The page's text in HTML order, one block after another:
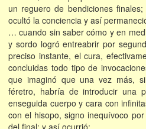
un reguero de bendiciones
ocultó la conciencia y así
… cuando sin saber cómo y en
y sordo logró entreabrir por
preciso instante, el cura,
concluidas todo tipo de
que imaginó que una vez más,
féretro, habría de introducir una
enseguida cuerpo y cara con
con el hisopo, signo inequívoco
del final; y así ocurrió;